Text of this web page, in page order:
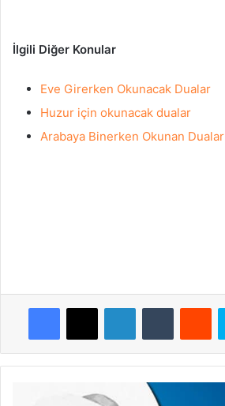
İlgili Diğer Konular
Eve Girerken Okunacak Dualar
Huzur için okunacak dualar
Arabaya Binerken Okunan Dualar